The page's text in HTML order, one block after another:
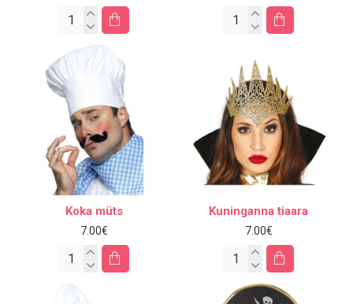
Koka müts
7.00€
Kuninganna tiaara
7.00€